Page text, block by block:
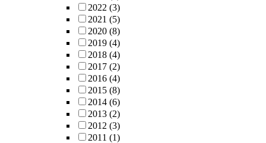
2022 (3)
2021 (5)
2020 (8)
2019 (4)
2018 (4)
2017 (2)
2016 (4)
2015 (8)
2014 (6)
2013 (2)
2012 (3)
2011 (1)